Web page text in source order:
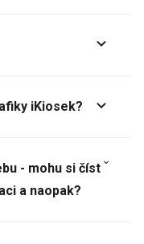
iKiosek?
- mohu si číst
a naopak?